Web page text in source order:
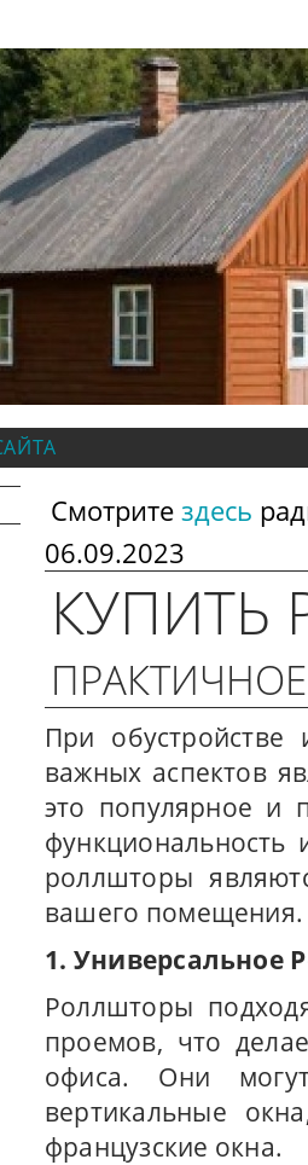
Смотрите здесь
06.09.2023
При
важных аспектов
это популярное и
роллшторы
вашего помещения.
1. Универсальное
Роллшторы
проемов, что
офиса. Они
вертикальные
французские окна.